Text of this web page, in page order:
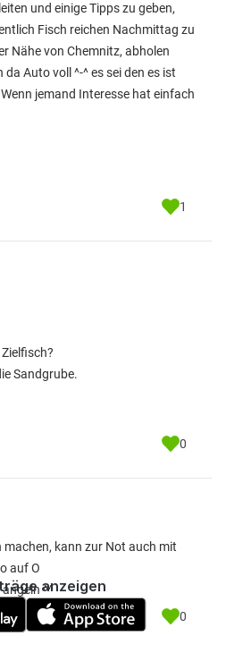
und einige Tipps zu geben,
Fisch reichen Nachmittag zu
Nähe von Chemnitz, abholen
Auto voll ^-^ es sei den es ist
jemand Interesse hat einfach
1
Sandgrube.
0
kann zur Not auch mit
auf O
^^
0
anzeigen